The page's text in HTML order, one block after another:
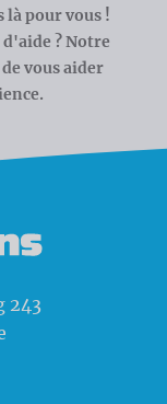
pour vous !
? Notre
vous aider
243